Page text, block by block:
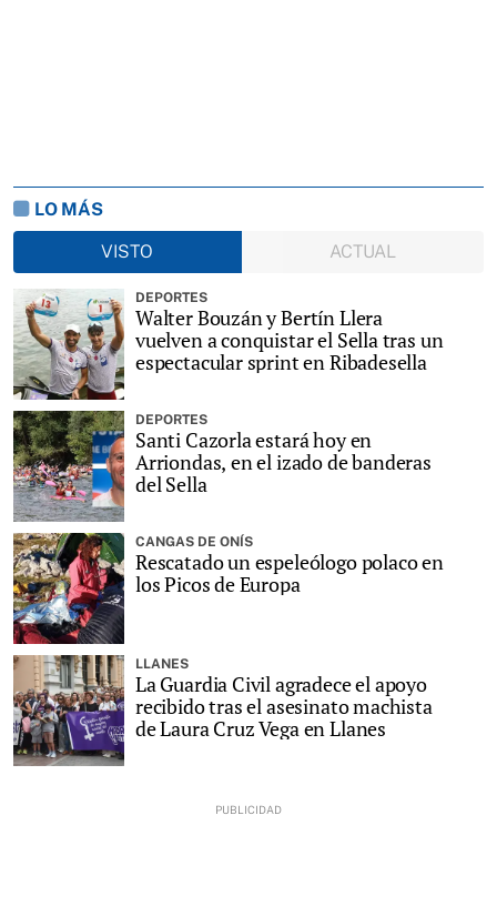
LO MÁS
VISTO
ACTUAL
DEPORTES
Walter Bouzán y Bertín Llera
vuelven a conquistar el Sella tras un
espectacular sprint en Ribadesella
DEPORTES
Santi Cazorla estará hoy en
Arriondas, en el izado de banderas
del Sella
CANGAS DE ONÍS
Rescatado un espeleólogo polaco en
los Picos de Europa
LLANES
La Guardia Civil agradece el apoyo
recibido tras el asesinato machista
de Laura Cruz Vega en Llanes